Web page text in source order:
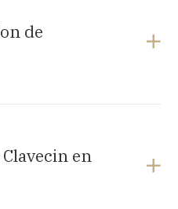
SUISSE
de
en